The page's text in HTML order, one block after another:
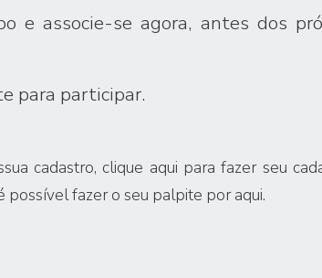
eassocie-se agora, antes dos
para participar.
cadastro, clique aqui para fazer seu
possível fazer o seu palpite por aqui.